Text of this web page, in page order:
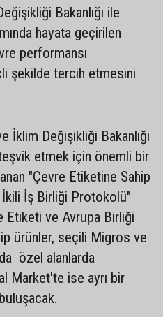
Bakanlığı ile
hayata geçirilen
performansı
şekilde tercih etmesini
İklim Değişikliği Bakanlığı
etmek için önemli bir
"Çevre Etiketine Sahip
İkili İş Birliği Protokolü"
Etiketi ve Avrupa Birliği
ürünler, seçili Migros ve
özel alanlarda
Market'te ise ayrı bir